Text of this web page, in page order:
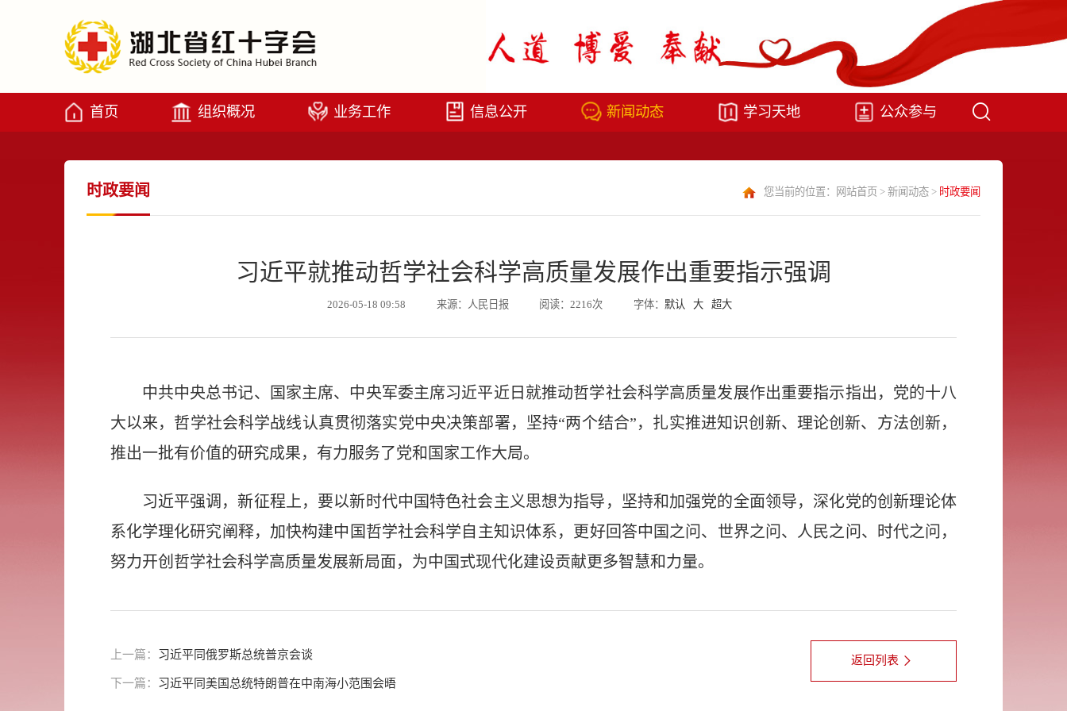
首页 组织概况 业务工作 信息公开 新闻动态 学习天地 公众参与
时政要闻 您当前的位置： 网站首页 >新闻动态 > 时政要闻
习近平就推动哲学社会科学高质量发展作出重要指示强调
2026-05-18 09:58 来源：人民日报 阅读：2216次 字体： 默认 大 超大
中共中央总书记、国家主席、中央军委主席习近平近日就推动哲学社会科学高质量发展作出重要指示指出，党的十八
大以来，哲学社会科学战线认真贯彻落实党中央决策部署，坚持“两个结合”，扎实推进知识创新、理论创新、方法创新，
推出一批有价值的研究成果，有力服务了党和国家工作大局。
习近平强调，新征程上，要以新时代中国特色社会主义思想为指导，坚持和加强党的全面领导，深化党的创新理论体
系化学理化研究阐释，加快构建中国哲学社会科学自主知识体系，更好回答中国之问、世界之问、人民之问、时代之问，
努力开创哲学社会科学高质量发展新局面，为中国式现代化建设贡献更多智慧和力量。
上一篇： 习近平同俄罗斯总统普京会谈
下一篇： 习近平同美国总统特朗普在中南海小范围会晤
返回列表